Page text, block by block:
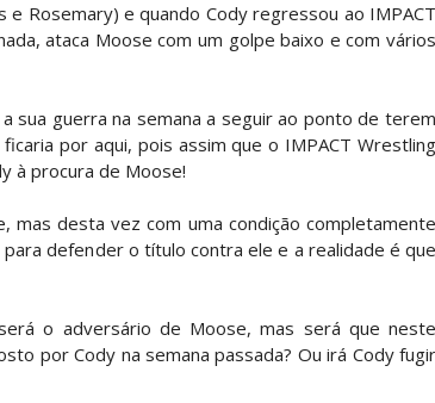
Underground Match
ao primeiro filho
Royce Keys em Street Fight e troca
Rosemary) e quando Cody regressou ao IMPACT
ataca Moose com um golpe baixo e com vários
sua guerra na semana a seguir ao ponto de terem
por aqui, pois assim que o IMPACT Wrestling
à procura de Moose!
mas desta vez com uma condição completamente
defender o título contra ele e a realidade é que
o adversário de Moose, mas será que neste
por Cody na semana passada? Ou irá Cody fugir